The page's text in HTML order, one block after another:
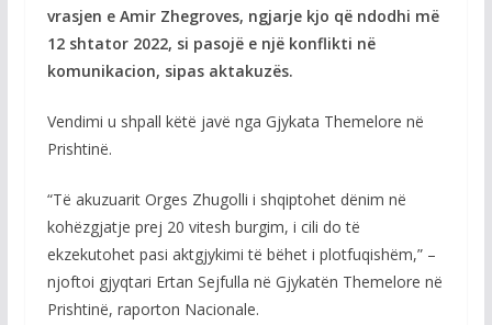
vrasjen e Amir Zhegroves, ngjarje kjo që ndodhi më
12 shtator 2022, si pasojë e një konflikti në
komunikacion, sipas aktakuzës.
Vendimi u shpall këtë javë nga Gjykata Themelore në
Prishtinë.
“Të akuzuarit Orges Zhugolli i shqiptohet dënim në
kohëzgjatje prej 20 vitesh burgim, i cili do të
ekzekutohet pasi aktgjykimi të bëhet i plotfuqishëm,” –
njoftoi gjyqtari Ertan Sejfulla në Gjykatën Themelore në
Prishtinë, raporton Nacionale.